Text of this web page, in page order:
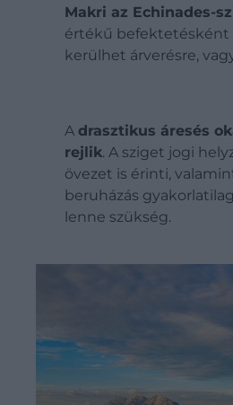
Makri az Echinades-
értékű befektetésként
kerülhet árverésre,
A drasztikus áresés
rejlik. A sziget jogi
övezet is érinti,
beruházás
lenne szükség.
A kedvezőnek tűnő ár
fennálló követelések
rendkívül összetett